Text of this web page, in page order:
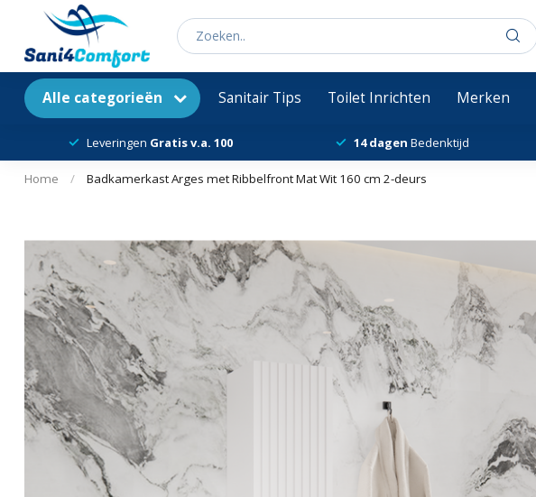
Alle categorieën Sanitair Tips Toilet Inrichten Merken
Leveringen Gratis v.a. 100 14 dagen Bedenktijd
Home / Badkamerkast Arges met Ribbelfront Mat Wit 160 cm 2-deurs